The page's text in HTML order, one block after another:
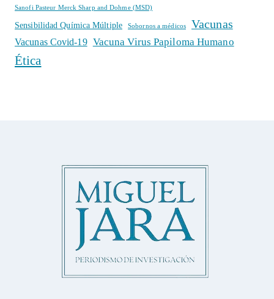
Sanofi Pasteur Merck Sharp and Dohme (MSD)
Sensibilidad Química Múltiple Sobornos a médicos Vacunas
Vacunas Covid-19 Vacuna Virus Papiloma Humano
Ética